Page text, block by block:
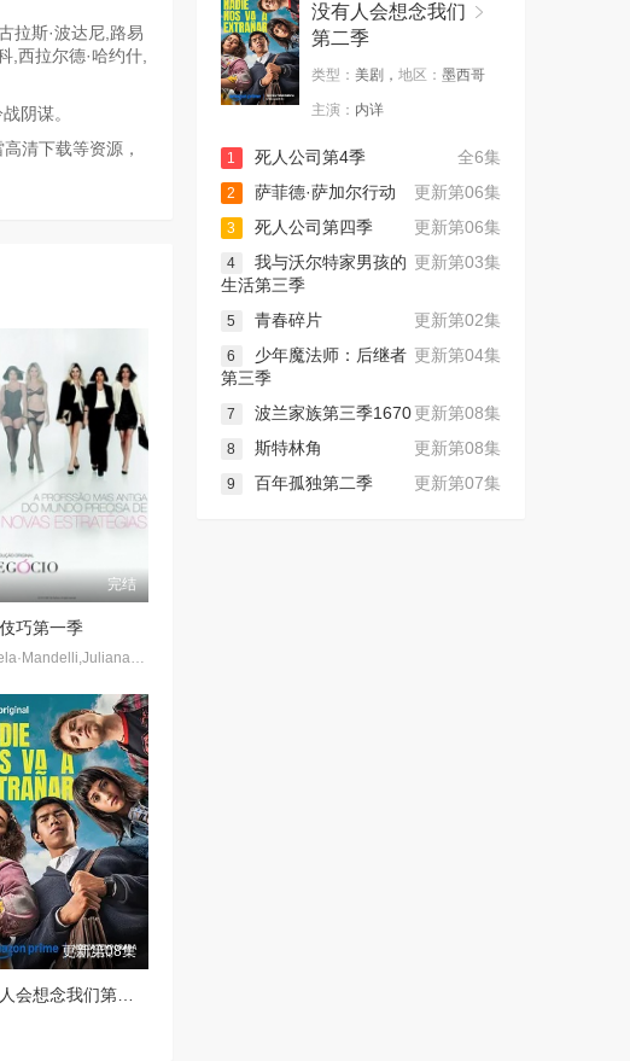
拉斯·波达尼,路易
,西拉尔德·哈约什,
阴谋。
清下载等资源，
完结
巧第一季
Rafaela·Mandelli,Juliana·Schalch,Michelle·Batista,João·Gabriel·Vasconcellos,Gabriel·Godoy,Guilherme·Weber
更新第08集
没有人会想念我们
第二季
类型： 美剧， 地区： 墨西哥
主演： 内详
全6集
1
死人公司第4季
更新第06集
2
萨菲德·萨加尔行动
更新第06集
3
死人公司第四季
更新第03集
4
我与沃尔特家男孩的
生活第三季
更新第02集
5
青春碎片
更新第04集
6
少年魔法师：后继者
第三季
更新第08集
7
波兰家族第三季1670
更新第08集
8
斯特林角
更新第07集
9 百年孤独第二季